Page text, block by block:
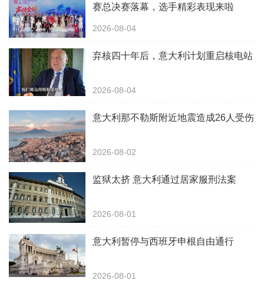
赛总决赛落幕，选手精彩表现来啦
2026-08-04
弃核四十年后，意大利计划重启核电站
2026-08-04
意大利那不勒斯附近地震造成26人受伤
2026-08-02
监狱太挤 意大利通过居家服刑法案
2026-08-01
意大利暂停与西班牙申根自由通行
2026-08-01